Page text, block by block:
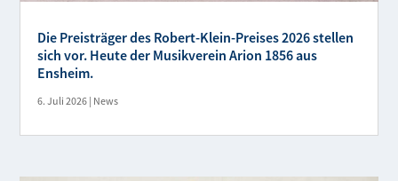
Die Preisträger des Robert-Klein-Preises 2026 stellen
sich vor. Heute der Musikverein Arion 1856 aus
Ensheim.
6. Juli 2026 | News